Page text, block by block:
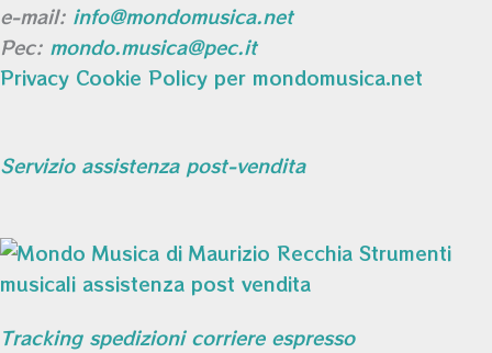
e-mail: info@mondomusica.net
Pec: mondo.musica@pec.it
Privacy Cookie Policy per mondomusica.net
Servizio assistenza post-vendita
Tracking spedizioni corriere espresso